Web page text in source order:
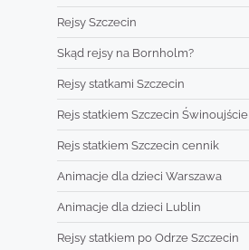
Rejsy Szczecin
Skąd rejsy na Bornholm?
Rejsy statkami Szczecin
Rejs statkiem Szczecin Świnoujście
Rejs statkiem Szczecin cennik
Animacje dla dzieci Warszawa
Animacje dla dzieci Lublin
Rejsy statkiem po Odrze Szczecin